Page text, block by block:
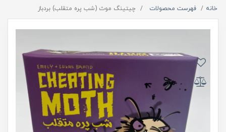
خانه فهرست محصولات چیتینگ موث (شب پره متقلب) بردباز